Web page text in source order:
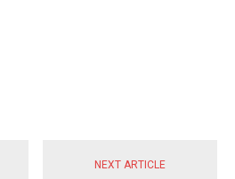
NEXT ARTICLE